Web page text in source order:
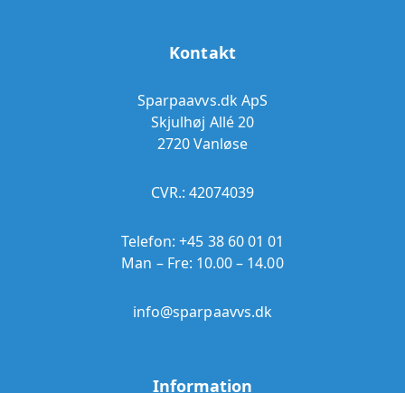
Kontakt
Sparpaavvs.dk ApS
Skjulhøj Allé 20
2720 Vanløse
CVR.: 42074039
Telefon:+45 38 60 01 01
Man – Fre: 10.00 – 14.00
info@sparpaavvs.dk
Information